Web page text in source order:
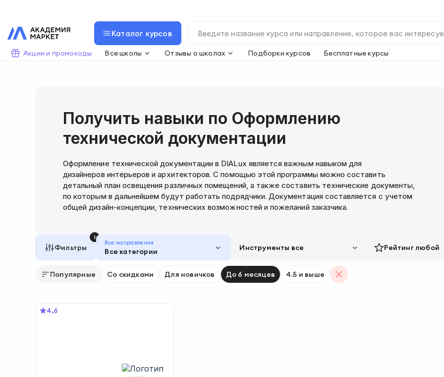
Каталог курсов
Акции и промокоды Все школы Отзывы о школах Подборки курсов Бесплатные курсы
Получить навыки по Оформлению
технической документации
Оформление технической документации в DIALux является важным навыком для
дизайнеров интерьеров и архитекторов. С помощью этой программы можно составить
детальный план освещения различных помещений, а также составить технические документы,
по которым в дальнейшем будут работать подрядчики. Документация составляется с учетом
общей дизайн-концепции, технических возможностей и пожеланий заказчика.
Фильтры
1
Все направления
Все категории Инструменты все Рейтинглюбой
Популярные Со скидками Для новичков До 6 месяцев 4.5 и выше
4,6